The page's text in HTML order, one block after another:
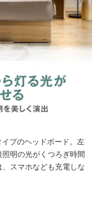
プのヘッドボード。左
明の光がくつろぎ時間
スマホなども充電しな